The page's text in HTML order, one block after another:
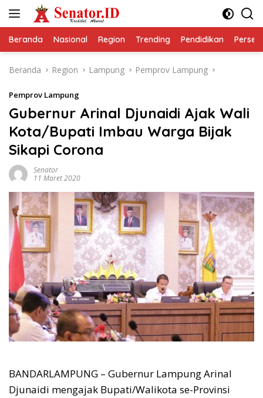
Beranda Nasional Region Trending Pendidikan
Beranda Region Lampung Pemprov Lampung
Pemprov Lampung
Gubernur Arinal Djunaidi Ajak Wali
Kota/Bupati Imbau Warga Bijak
Sikapi Corona
Senator
11 Maret 2020
BANDARLAMPUNG – Gubernur Lampung Arinal
Djunaidi mengajak Bupati/Walikota se-Provinsi